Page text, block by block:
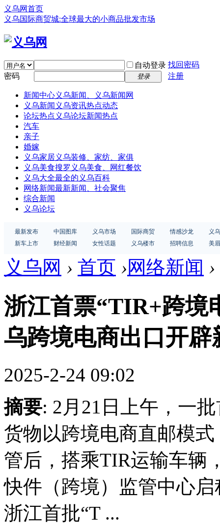
义乌网首页
义乌国际商贸城:全球最大的小商品批发市场
自动登录 找回密码
密码
登录 注册
新闻中心义乌新闻、义乌新闻网
义乌新闻 义乌资讯热点动态
论坛热点 义乌论坛新闻热点
汽车
亲子
婚嫁
义乌家居义乌装修、家纺、家俱
义乌美食搜罗义乌美食、网红餐饮
义乌大全最全的义乌百科
网络新闻最新新闻、社会聚焦
综合新闻
义乌论坛
最新发布 中国图库 义乌市场 国际商贸 情感沙龙
义
新车上市
财经新闻 女性话题 义乌楼市 招聘信息 美
义乌网 › 首页 ›网络新闻 ›
浙江首票“TIR+跨境
乌跨境电商出口开辟
2025-2-24 09:02
摘要: 2月21日上午，一
货物以跨境电商直邮模
管后，搭乘TIR运输车辆
快件（跨境）监管中心
浙江首批“T ...